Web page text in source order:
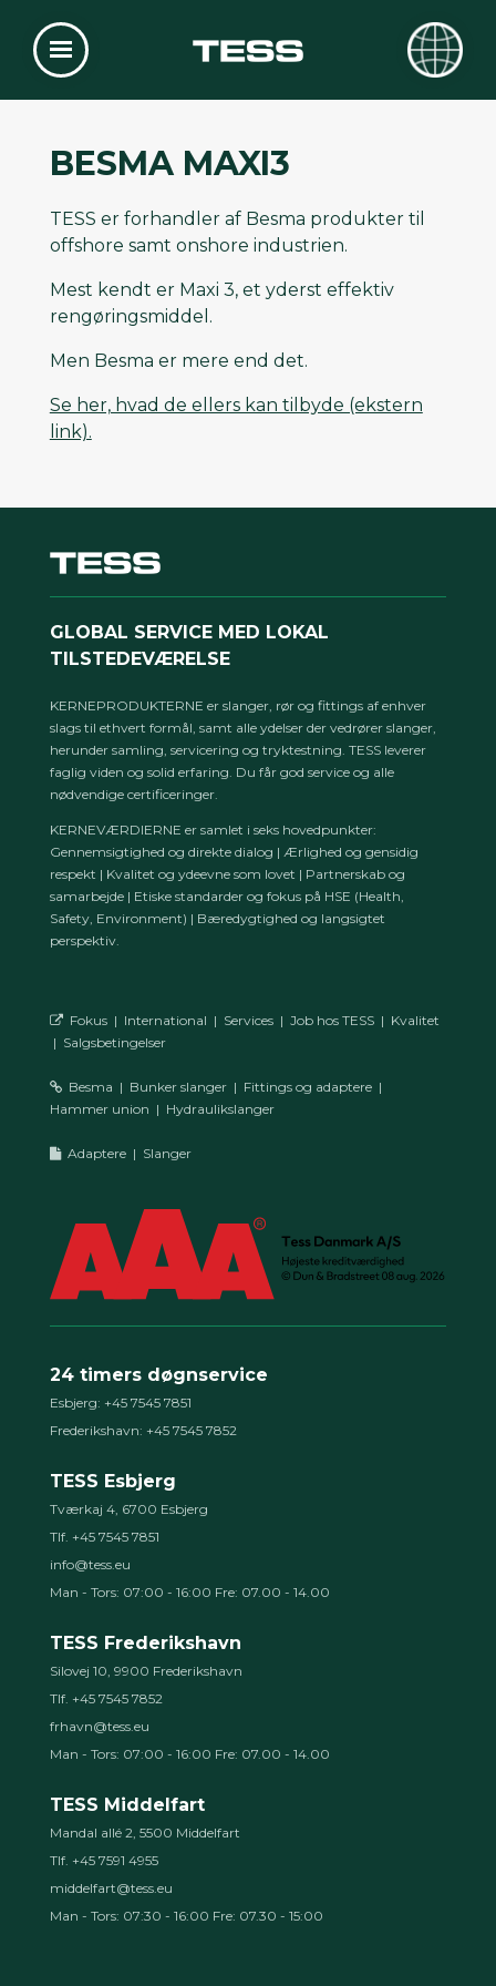
BESMA MAXI3
TESS er forhandler af Besma produkter til
offshore samt onshore industrien.
Mest kendt er Maxi 3, et yderst effektiv
rengøringsmiddel.
Men Besma er mere end det.
Se her, hvad de ellers kan tilbyde (ekstern
link).
GLOBAL SERVICE MED LOKAL
TILSTEDEVÆRELSE
KERNEPRODUKTERNE er slanger, rør og fittings af enhver
slags til ethvert formål, samt alle ydelser der vedrører slanger,
herunder samling, servicering og tryktestning. TESS leverer
faglig viden og solid erfaring. Du får god service og alle
nødvendige certificeringer.
KERNEVÆRDIERNE er samlet i seks hovedpunkter:
Gennemsigtighed og direkte dialog | Ærlighed og gensidig
respekt | Kvalitet og ydeevne som lovet | Partnerskab og
samarbejde | Etiske standarder og fokus på HSE (Health,
Safety, Environment) | Bæredygtighed og langsigtet
perspektiv.
Fokus| International | Services| Job hos TESS| Kvalitet
| Salgsbetingelser
Besma | Bunker slanger| Fittings og adaptere|
Hammer union | Hydraulikslanger
Adaptere| Slanger
24 timers døgnservice
Esbjerg: +45 7545 7851
Frederikshavn: +45 7545 7852
TESS Esbjerg
Tværkaj 4, 6700 Esbjerg
Tlf. +45 7545 7851
info@tess.eu
Man - Tors: 07:00 - 16:00 Fre: 07.00 - 14.00
TESS Frederikshavn
Silovej 10, 9900 Frederikshavn
Tlf. +45 7545 7852
frhavn@tess.eu
Man - Tors: 07:00 - 16:00 Fre: 07.00 - 14.00
TESS Middelfart
Mandal allé 2, 5500 Middelfart
Tlf. +45 7591 4955
middelfart@tess.eu
Man - Tors: 07:30 - 16:00 Fre: 07.30 - 15:00